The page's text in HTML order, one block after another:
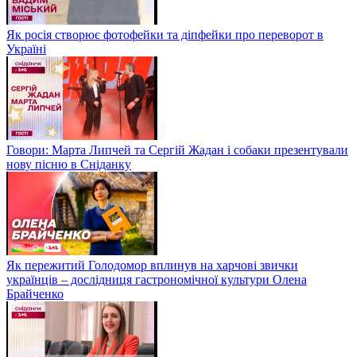
Як росія створює фотофейки та діпфейки про переворот в
Україні
Говори: Марта Липчей та Сергій Жадан і собаки презентували
нову пісню в Сніданку
Як пережитий Голодомор вплинув на харчові звички
українців – дослідниця гастрономічної культури Олена
Брайченко